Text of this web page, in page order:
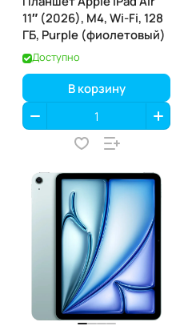
11″ (2026), M4, Wi-Fi, 128
ГБ, Purple (фиолетовый)
Доступно
В корзину